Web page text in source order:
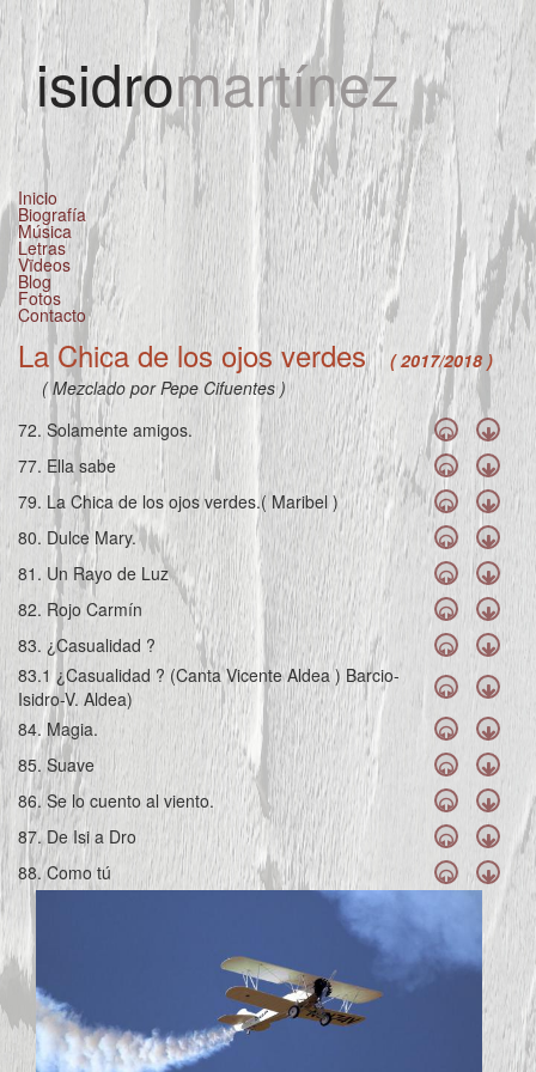
Jump to navigation
isidromartínez
Inicio
Biografía
Música
Letras
Vïdeos
Blog
Fotos
Contacto
La Chica de los ojos verdes
( 2017/2018 )
( Mezclado por Pepe Cifuentes )
72. Solamente amigos.
77. Ella sabe
79. La Chica de los ojos verdes.( Maribel )
80. Dulce Mary.
81. Un Rayo de Luz
82. Rojo Carmín
83. ¿Casualidad ?
83.1 ¿Casualidad ? (Canta Vicente Aldea ) Barcio-
Isidro-V. Aldea)
84. Magia.
85. Suave
86. Se lo cuento al viento.
87. De Isi a Dro
88. Como tú